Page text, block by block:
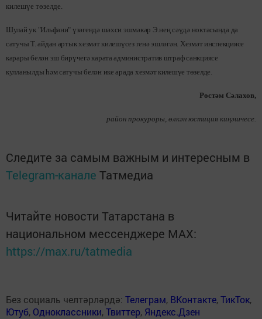
килешүе төзелде.
Шулай ук "Ильфани" үзәгендә шәхси эшмәкәр Э.нең сәүдә ноктасында да
сатучы Т. айдан артык хезмәт килешүсез генә эшләгән. Хезмәт инс­пекциясе
карары белән эш бирүчегә карата административ штраф санкция­се
кулланылды һәм сатучы белән ике арада хезмәт килешүе төзелде.
Рөстәм Сәлахов,
район прокуроры, өлкән юстиция киңәшчесе.
Следите за самым важным и интересным в
Telegram-канале Татмедиа
Читайте новости Татарстана в
национальном мессенджере MАХ:
https://max.ru/tatmedia
Без социаль челтәрләрдә: Телеграм, ВКонтакте,ТикТок,
Ютуб, Одноклассники,Твиттер, Яндекс.Дзен